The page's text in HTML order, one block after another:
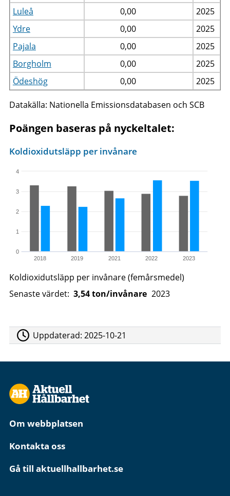
Luleå
0,00
2025
Ydre
0,00
2025
Pajala
0,00
2025
Borgholm
0,00
2025
Ödeshög
0,00 2025
Datakälla: Nationella Emissionsdatabasen och SCB
Poängen baseras på nyckeltalet:
2018 2019 2021 2022 2023
0
1
2
3
4
Koldioxidutsläpp per invånare
Koldioxidutsläpp per invånare (femårsmedel)
Senaste värdet: 3,54 ton/invånare 2023
Uppdaterad:2025-10-21
Om webbplatsen
Kontakta oss
Gå till aktuellhallbarhet.se